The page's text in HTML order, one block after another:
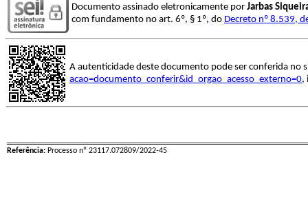
Documento assinado eletronicamente por Jarbas
com fundamento no art. 6º, § 1º, do Decreto nº 8.539,
A autenticidade deste documento pode ser conferida no
acao=documento_conferir&id_orgao_acesso_externo=0,
Referência: Processo nº 23117.072809/2022-45